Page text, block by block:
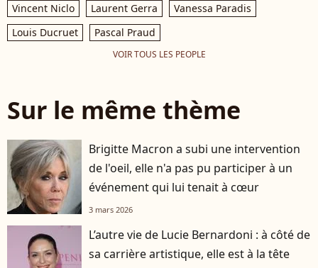
Vincent Niclo
Laurent Gerra
Vanessa Paradis
Louis Ducruet
Pascal Praud
VOIR TOUS LES PEOPLE
Sur le même thème
Brigitte Macron a subi une intervention
de l'oeil, elle n'a pas pu participer à un
événement qui lui tenait à cœur
3 mars 2026
L’autre vie de Lucie Bernardoni : à côté de
sa carrière artistique, elle est à la tête